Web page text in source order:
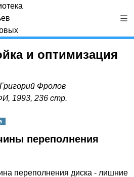
и оптимизация
Фролов
1993, 236 стр.
переполнения
переполнения диска - лишние